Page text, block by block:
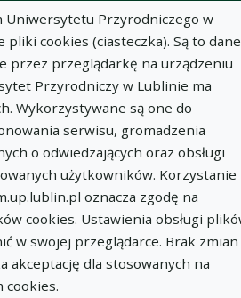
Uniwersytetu Przyrodniczego w
cookies (ciasteczka). Są to dane
przez przeglądarkę na urządzeniu
Przyrodniczy w Lublinie ma
Wykorzystywane są one do
serwisu, gromadzenia
o odwiedzających oraz obsługi
użytkowników. Korzystanie
oznacza zgodę na
cookies. Ustawienia obsługi
w swojej przeglądarce. Brak zmian
akceptację dla stosowanych na
Lublinie